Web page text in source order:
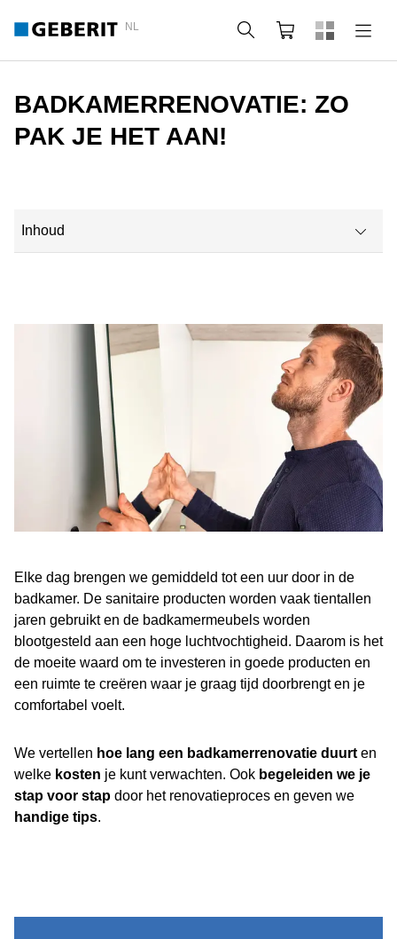
NL Zoeken Webshop
BADKAMERRENOVATIE: ZO
PAK JE HET AAN!
Inhoud
Hoeveel kost het om een badkamer te renoveren?
Gratis tools voor je badkamerrenovatie
Van oud naar nieuw: zo zien moderne badkamers eruit
Hoe renoveer je een badkamer?
Ideeën voor je badkamerrenovatie
Hoe kan Geberit helpen bij je badkamerrenovatie?
Elke dag brengen we gemiddeld tot een uur door in de
badkamer. De sanitaire producten worden vaak tientallen
jaren gebruikt en de badkamermeubels worden
blootgesteld aan een hoge luchtvochtigheid. Daarom is het
de moeite waard om te investeren in goede producten en
een ruimte te creëren waar je graag tijd doorbrengt en je
comfortabel voelt.
We vertellen hoe lang een badkamerrenovatie duurt en
welke kosten je kunt verwachten. Ook begeleiden we je
stap voor stap door het renovatieproces en geven we
handige tips.